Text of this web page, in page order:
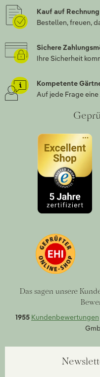
Kauf auf Rechnung
Bestellen, freuen,
Sichere
Ihre Sicherheit
Kompetente
Auf jede Frage
Das sagen unsere
1955 Kundenbewertungen